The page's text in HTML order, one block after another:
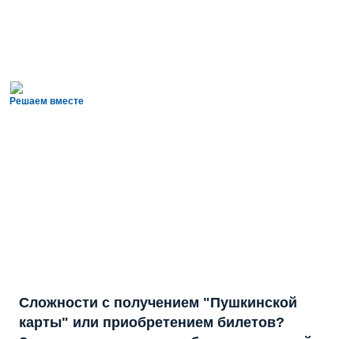
Решаем вместе
Сложности с получением "Пушкинской
карты" или приобретением билетов?